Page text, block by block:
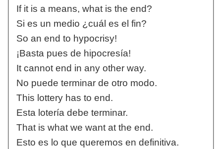
If it is a means, what is the end?
Si es un medio ¿cuál es el fin?
So an end to hypocrisy!
¡Basta pues de hipocresía!
It cannot end in any other way.
No puede terminar de otro modo.
This lottery has to end.
Esta lotería debe terminar.
That is what we want at the end.
Esto es lo que queremos en definitiva.